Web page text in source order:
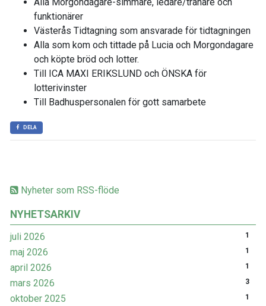
Nyheter som RSS-flöde
NYHETSARKIV
juli 2026 1
maj 2026 1
april 2026 1
mars 2026 3
oktober 2025 1
funktionärer
Västerås Tidtagning som ansvarade för tidtagningen
Alla som kom och tittade på Lucia och Morgondagare
och köpte bröd och lotter.
Till ICA MAXI ERIKSLUND och ÖNSKA för
lotterivinster
Till Badhuspersonalen för gott samarbete
DELA